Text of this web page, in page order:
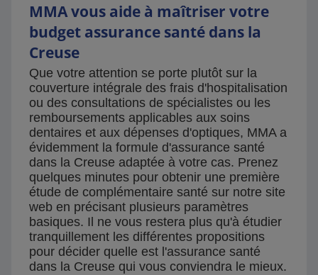
MMA vous aide à maîtriser votre
budget assurance santé dans la
Creuse
Que votre attention se porte plutôt sur la
couverture intégrale des frais d'hospitalisation
ou des consultations de spécialistes ou les
remboursements applicables aux soins
dentaires et aux dépenses d'optiques, MMA a
évidemment la formule d'assurance santé
dans la Creuse adaptée à votre cas. Prenez
quelques minutes pour obtenir une première
étude de complémentaire santé sur notre site
web en précisant plusieurs paramètres
basiques. Il ne vous restera plus qu'à étudier
tranquillement les différentes propositions
pour décider quelle est l'assurance santé
dans la Creuse qui vous conviendra le mieux.